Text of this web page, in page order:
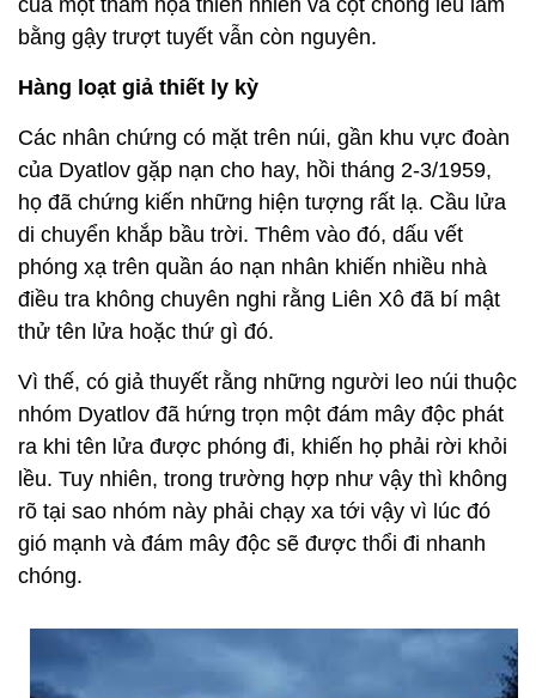
của một thảm họa thiên nhiên và cột chống lều làm
bằng gậy trượt tuyết vẫn còn nguyên.
Hàng loạt giả thiết ly kỳ
Các nhân chứng có mặt trên núi, gần khu vực đoàn
của Dyatlov gặp nạn cho hay, hồi tháng 2-3/1959,
họ đã chứng kiến những hiện tượng rất lạ. Cầu lửa
di chuyển khắp bầu trời. Thêm vào đó, dấu vết
phóng xạ trên quần áo nạn nhân khiến nhiều nhà
điều tra không chuyên nghi rằng Liên Xô đã bí mật
thử tên lửa hoặc thứ gì đó.
Vì thế, có giả thuyết rằng những người leo núi thuộc
nhóm Dyatlov đã hứng trọn một đám mây độc phát
ra khi tên lửa được phóng đi, khiến họ phải rời khỏi
lều. Tuy nhiên, trong trường hợp như vậy thì không
rõ tại sao nhóm này phải chạy xa tới vậy vì lúc đó
gió mạnh và đám mây độc sẽ được thổi đi nhanh
chóng.